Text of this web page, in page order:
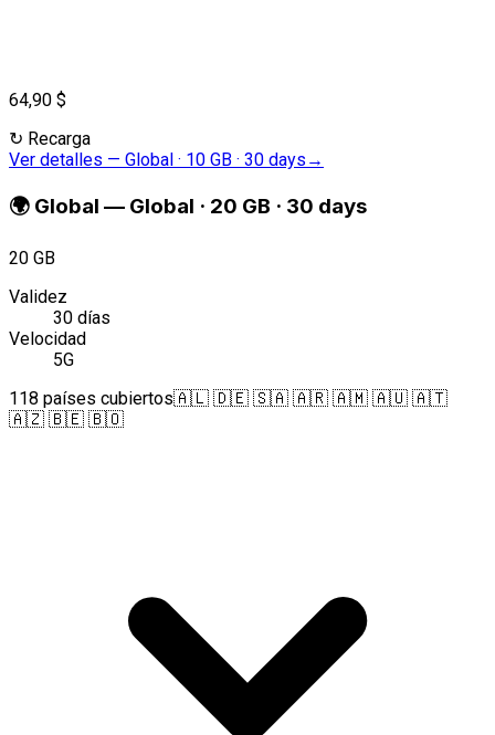
64,90 $
↻ Recarga
Ver detalles — Global · 10 GB · 30 days →
🌍 Global — Global · 20 GB · 30 days
20 GB
Validez
30 días
Velocidad
5G
118 países cubiertos🇦🇱 🇩🇪 🇸🇦 🇦🇷 🇦🇲 🇦🇺 🇦🇹
🇦🇿 🇧🇪 🇧🇴